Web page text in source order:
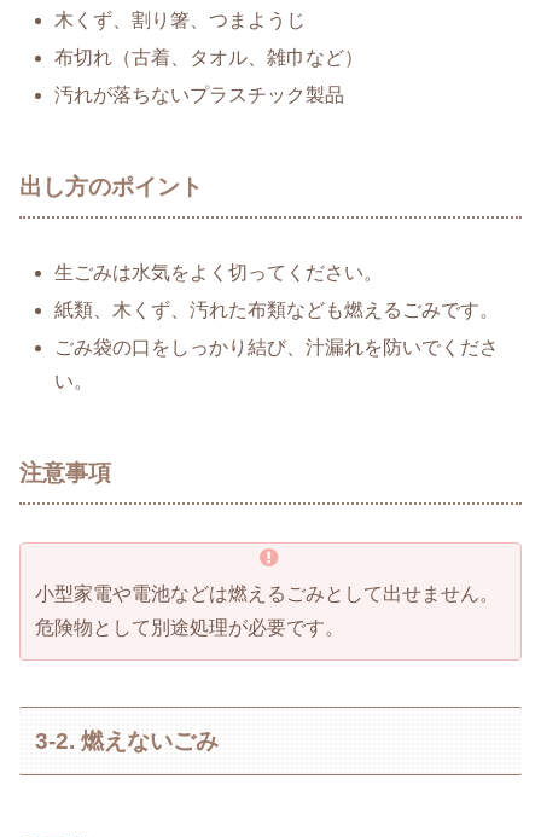
木くず、割り箸、つまようじ
布切れ（古着、タオル、雑巾など）
汚れが落ちないプラスチック製品
出し方のポイント
生ごみは水気をよく切ってください。
紙類、木くず、汚れた布類なども燃えるごみです。
ごみ袋の口をしっかり結び、汁漏れを防いでくださ
い。
注意事項
小型家電や電池などは燃えるごみとして出せません。
危険物として別途処理が必要です。
3-2. 燃えないごみ